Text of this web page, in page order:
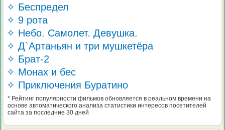
✧ Беспредел
✧ 9 рота
✧ Небо. Самолет. Девушка.
✧ Д`Артаньян и три мушкетёра
✧ Брат-2
✧ Монах и бес
✧ Приключения Буратино
* Рейтинг популярности фильмов обновляется в реальном времени на
основе автоматического анализа статистики интересов посетителей
сайта за последние 30 дней